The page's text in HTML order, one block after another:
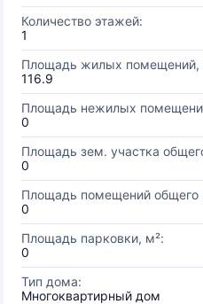
Количество этажей:
1
Площадь жилых помещений,
116.9
Площадь нежилых
0
Площадь зем. участка
0
Площадь помещений общего
0
Площадь парковки, м²:
0
Тип дома:
Многоквартирный дом